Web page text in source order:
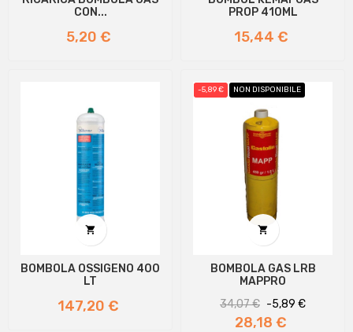
CON...
Prezzo
5,20 €
PROP 410ML
Prezzo
15,44 €

BOMBOLA OSSIGENO 400
LT
Prezzo
147,20 €
-5,89 € NON DISPONIBILE

BOMBOLA GAS LRB
MAPPRO
Prezzo
regolare
34,07 € -5,89 €Prezzo
28,18 €